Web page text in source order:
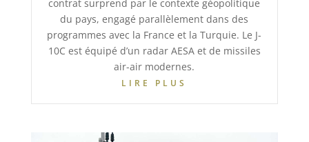
contrat surprend par le contexte géopolitique
du pays, engagé parallèlement dans des
programmes avec la France et la Turquie. Le J-
10C est équipé d’un radar AESA et de missiles
air-air modernes.
LIRE PLUS